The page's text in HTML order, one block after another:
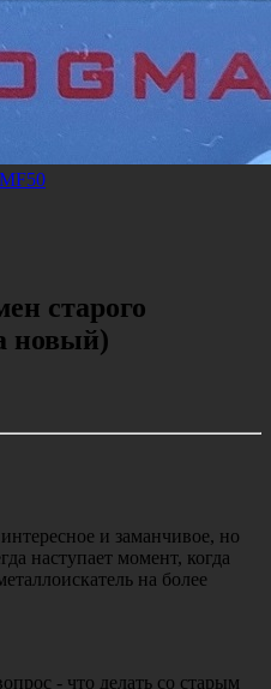
старого
новый)
и заманчивое, но
наступает момент, когда
на более
- что делать со старым